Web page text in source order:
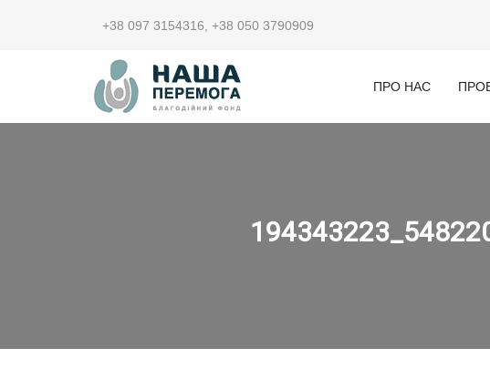
+38 097 3154316 +38 050 3790909
ПРО НАС